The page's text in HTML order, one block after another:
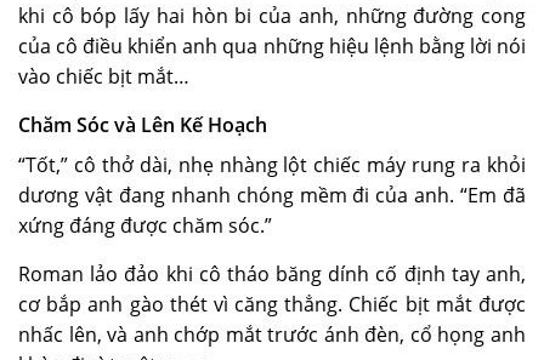
khi cô bóp lấy hai hòn bi của anh, những đường cong
của cô điều khiển anh qua những hiệu lệnh bằng lời nói
vào chiếc bịt mắt…
Chăm Sóc và Lên Kế Hoạch
“Tốt,” cô thở dài, nhẹ nhàng lột chiếc máy rung ra khỏi
dương vật đang nhanh chóng mềm đi của anh. “Em đã
xứng đáng được chăm sóc.”
Roman lảo đảo khi cô tháo băng dính cố định tay anh,
cơ bắp anh gào thét vì căng thẳng. Chiếc bịt mắt được
nhấc lên, và anh chớp mắt trước ánh đèn, cổ họng anh